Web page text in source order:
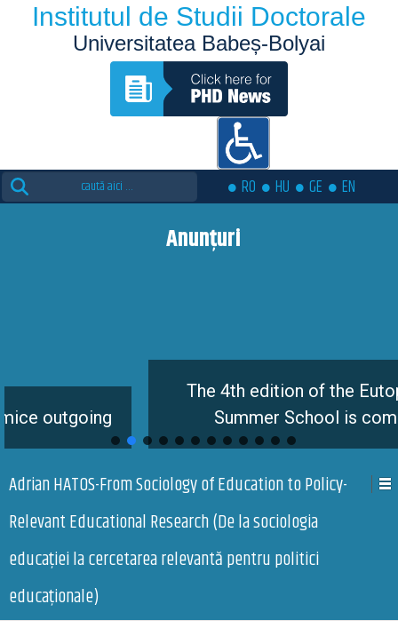
Institutul de Studii Doctorale
Universitatea Babeș-Bolyai
Search
for:
RO HU GE EN
Anunțuri
The 4th edition of the Eutopia
Summer School is coming soon
Adrian HATOS-From Sociology of Education to Policy-
Relevant Educational Research (De la sociologia
educației la cercetarea relevantă pentru politici
educaționale)